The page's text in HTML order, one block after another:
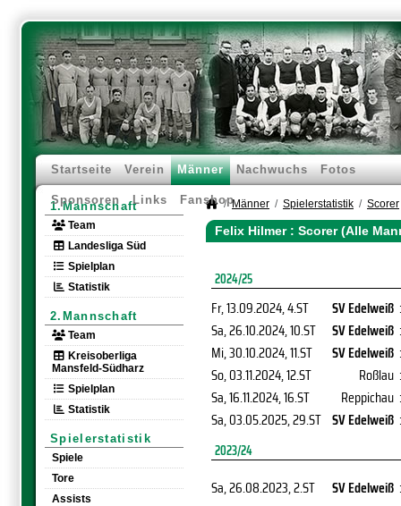
Startseite Verein Männer Nachwuchs Fotos
Sponsoren Links Fanshop
1.Mannschaft
Team
Landesliga Süd
Spielplan
Statistik
2.Mannschaft
Team
Kreisoberliga
Mansfeld-Südharz
Spielplan
Statistik
Spielerstatistik
Spiele
Tore
Assists
Männer Spielerstatistik Scorer
Felix Hilmer : Scorer (Alle
2024/25
Fr, 13.09.2024, 4.ST SV Edelweiß :
Sa, 26.10.2024, 10.ST SV Edelweiß :
Mi, 30.10.2024, 11.ST SV Edelweiß :
So, 03.11.2024, 12.ST Roßlau :
Sa, 16.11.2024, 16.ST Reppichau :
Sa, 03.05.2025, 29.ST SV Edelweiß :
2023/24
Sa, 26.08.2023, 2.ST SV Edelweiß :